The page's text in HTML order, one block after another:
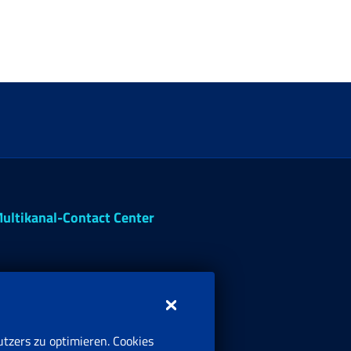
Contact Center
zu optimieren. Cookies